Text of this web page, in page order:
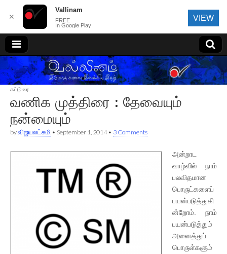
வல்லினம்
கட்டுரை
வணிக முத்திரை : தேவையும்
நன்மையும்
byவிஜயலட்சுமி • September 1, 2014• 3 Comments
அன்றாட
வாழ்வில் நாம்
பலவிதமான
பொருட்களைப்
பயன்படுத்துகி
ன்றோம். நாம்
பயன்படுத்தும்
அனைத்துப்
பொருள்களும்
✕
Vallinam
FREE
In Google Play
VIEW